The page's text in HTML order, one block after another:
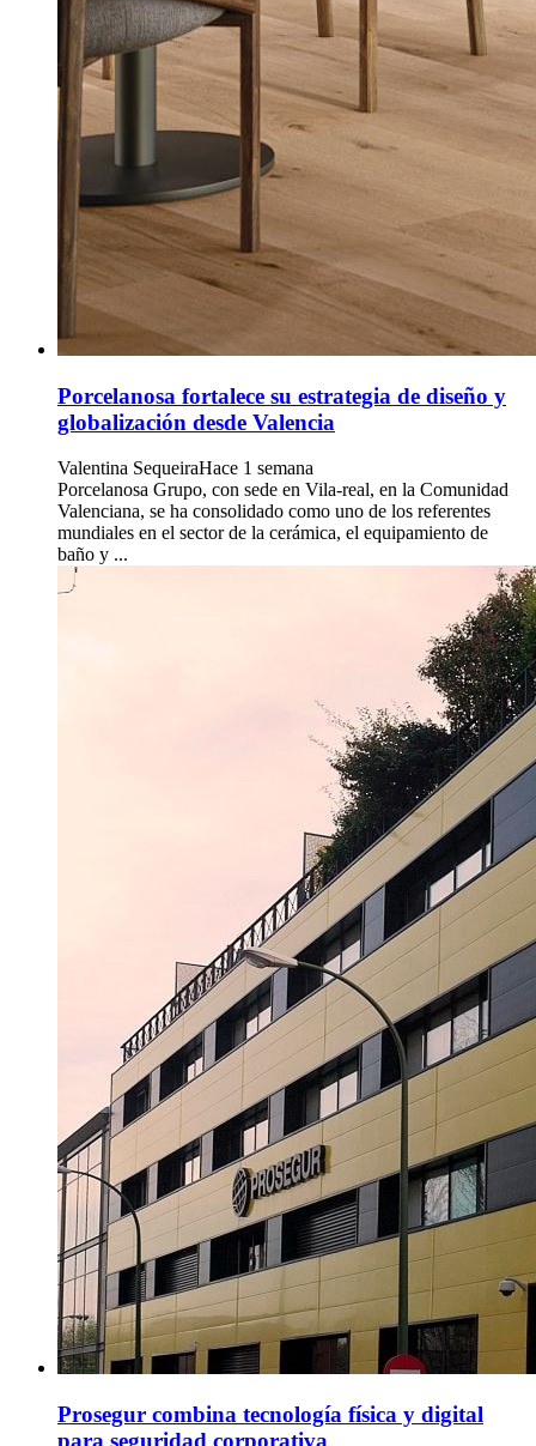
Porcelanosa fortalece su estrategia de diseño y
globalización desde Valencia
Valentina SequeiraHace 1 semana
Porcelanosa Grupo, con sede en Vila-real, en la Comunidad
Valenciana, se ha consolidado como uno de los referentes
mundiales en el sector de la cerámica, el equipamiento de
baño y ...
Prosegur combina tecnología física y digital
para seguridad corporativa